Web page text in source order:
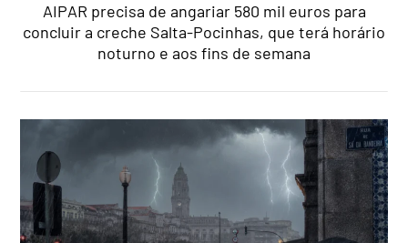
AIPAR precisa de angariar 580 mil euros para
concluir a creche Salta-Pocinhas, que terá horário
noturno e aos fins de semana